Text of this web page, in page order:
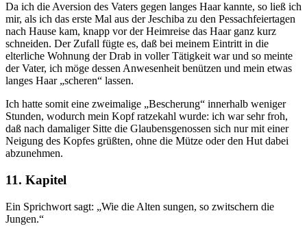
Da ich die Aversion des Vaters gegen langes Haar kannte, so ließ ich
mir, als ich das erste Mal aus der Jeschiba zu den Pessachfeiertagen
nach Hause kam, knapp vor der Heimreise das Haar ganz kurz
schneiden. Der Zufall fügte es, daß bei meinem Eintritt in die
elterliche Wohnung der Drab in voller Tätigkeit war und so meinte
der Vater, ich möge dessen Anwesenheit benützen und mein etwas
langes Haar „scheren“ lassen.
Ich hatte somit eine zweimalige „Bescherung“ innerhalb weniger
Stunden, wodurch mein Kopf ratzekahl wurde: ich war sehr froh,
daß nach damaliger Sitte die Glaubensgenossen sich nur mit einer
Neigung des Kopfes grüßten, ohne die Mütze oder den Hut dabei
abzunehmen.
11. Kapitel
Ein Sprichwort sagt: „Wie die Alten sungen, so zwitschern die
Jungen.“